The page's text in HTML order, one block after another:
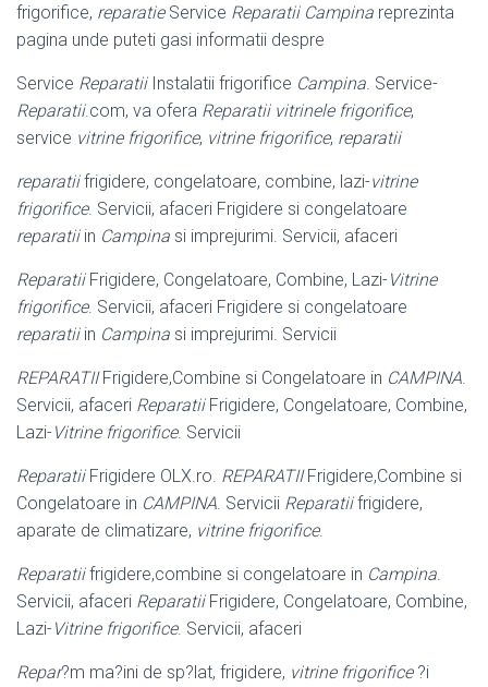
frigorifice, reparatieService Reparatii Campina reprezinta
pagina unde puteti gasi informatii despre
Service ReparatiiInstalatii frigorifice Campina. Service-
Reparatii.com, va ofera Reparatii vitrinele frigorifice,
service vitrine frigorifice, vitrine frigorifice, reparatii
reparatiifrigidere, congelatoare, combine, lazi-vitrine
frigorifice. Servicii, afaceri Frigidere si congelatoare
reparatiiin Campina si imprejurimi. Servicii, afaceri
ReparatiiFrigidere, Congelatoare, Combine, Lazi- Vitrine
frigorifice. Servicii, afaceri Frigidere si congelatoare
reparatiiin Campina si imprejurimi. Servicii
REPARATIIFrigidere,Combine si Congelatoare in CAMPINA.
Servicii, afaceri ReparatiiFrigidere, Congelatoare, Combine,
Lazi- Vitrine frigorifice. Servicii
ReparatiiFrigidere OLX.ro. REPARATIIFrigidere,Combine si
Congelatoare in CAMPINA. Servicii Reparatiifrigidere,
aparate de climatizare, vitrine frigorifice.
Reparatiifrigidere,combine si congelatoare in Campina.
Servicii, afaceri ReparatiiFrigidere, Congelatoare, Combine,
Lazi- Vitrine frigorifice. Servicii, afaceri
Repar?m ma?ini de sp?lat, frigidere, vitrine frigorifice?i